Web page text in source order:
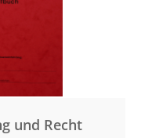
und Recht